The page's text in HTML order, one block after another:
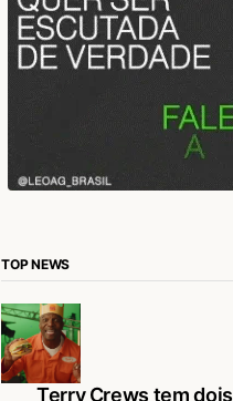
TOP NEWS
Terry Crews tem dois